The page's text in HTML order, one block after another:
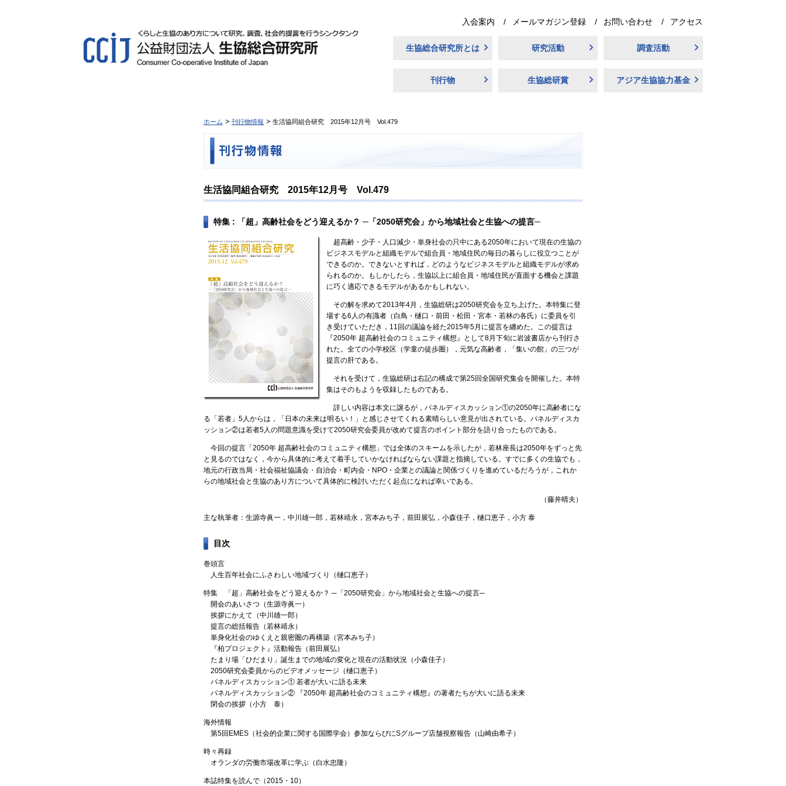
入会案内 メールマガジン登録 お問い合わせ アクセス
生協総合研究所とは 研究活動 調査活動
刊行物 生協総研賞 アジア生協協力基金
ホーム 刊行物情報 生活協同組合研究 2015年12月号 Vol.479
生活協同組合研究 2015年12月号 Vol.479
特集 : 「超」高齢社会をどう迎えるか？ ─「2050研究会」から地域社会と生協への提言─
超高齢・少子・人口減少・単身社会の只中にある2050年において現在の生協の
ビジネスモデルと組織モデルで組合員・地域住民の毎日の暮らしに役立つことが
できるのか。できないとすれば，どのようなビジネスモデルと組織モデルが求め
られるのか。もしかしたら，生協以上に組合員・地域住民が直面する機会と課題
に巧く適応できるモデルがあるかもしれない。
その解を求めて2013年4月，生協総研は2050研究会を立ち上げた。本特集に登
場する6人の有識者（白鳥・樋口・前田・松田・宮本・若林の各氏）に委員を引
き受けていただき，11回の議論を経た2015年5月に提言を纏めた。この提言は
『2050年 超高齢社会のコミュニティ構想』として8月下旬に岩波書店から刊行さ
れた。全ての小学校区（学童の徒歩圏），元気な高齢者，「集いの館」の三つが
提言の肝である。
それを受けて，生協総研は右記の構成で第25回全国研究集会を開催した。本特
集はそのもようを収録したものである。
詳しい内容は本文に譲るが，パネルディスカッション①の2050年に高齢者にな
る「若者」5人からは，「日本の未来は明るい！」と感じさせてくれる素晴らしい意見が出されている。パネルディスカ
ッション②は若者5人の問題意識を受けて2050研究会委員が改めて提言のポイント部分を語り合ったものである。
今回の提言「2050年 超高齢社会のコミュニティ構想」では全体のスキームを示したが，若林座長は2050年をずっと先
と見るのではなく，今から具体的に考えて着手していかなければならない課題と指摘している。すでに多くの生協でも，
地元の行政当局・社会福祉協議会・自治会・町内会・NPO・企業との議論と関係づくりを進めているだろうが，これか
らの地域社会と生協のあり方について具体的に検討いただく起点になれば幸いである。
（藤井晴夫）
主な執筆者：生源寺眞一，中川雄一郎，若林靖永，宮本みち子，前田展弘，小森佳子，樋口恵子，小方 泰
目次
巻頭言
人生百年社会にふさわしい地域づくり（樋口恵子）
特集 「超」高齢社会をどう迎えるか？ ─「2050研究会」から地域社会と生協への提言─
開会のあいさつ（生源寺眞一）
挨拶にかえて（中川雄一郎）
提言の総括報告（若林靖永）
単身化社会のゆくえと親密圏の再構築（宮本みち子）
『柏プロジェクト』活動報告（前田展弘）
たまり場「ひだまり」誕生までの地域の変化と現在の活動状況（小森佳子）
2050研究会委員からのビデオメッセージ（樋口恵子）
パネルディスカッション① 若者が大いに語る未来
パネルディスカッション② 『2050年 超高齢社会のコミュニティ構想』の著者たちが大いに語る未来
閉会の挨拶（小方 泰）
海外情報
第5回EMES（社会的企業に関する国際学会）参加ならびにSグループ店舗視察報告（山崎由希子）
時々再録
オランダの労働市場改革に学ぶ（白水忠隆）
本誌特集を読んで（2015・10）